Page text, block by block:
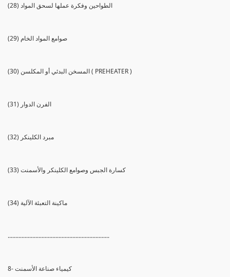
(28) الطواحين وفكرة عملها لسحق المواد
(29) صوامع المواد الخام
(30) المسخن البدئي أو المكلسن ( PREHEATER )
(31) الفرن الدوار
(32) مبرد الكلينكر
(33) كسارة الجبس وصوامع الكلينكر والأسمنت
(34) ماكينة التعبئة الآلية
..................................................................
8- كيمياء صناعة الأسمنت